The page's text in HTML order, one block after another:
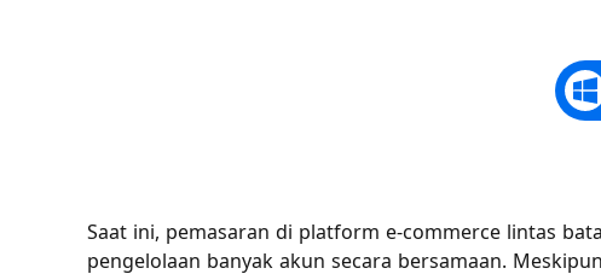
Saat ini, pemasaran di platform e-commerce lintas
pengelolaan banyak akun secara bersamaan.